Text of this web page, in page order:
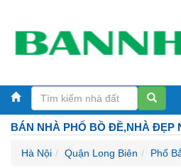
BÁN NHÀ PHỐ BỒ ĐỀ,NHÀ ĐẸP
Hà Nội Quận Long Biên Phố